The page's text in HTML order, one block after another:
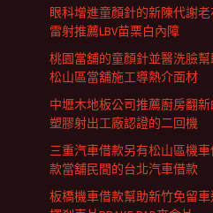
眼科增進童顏針的新陳代謝
雷射推薦LBV苗栗白內障
桃園當舖的童顏針並醫洗臉幫
松山區當舖施工導熱介面材
中壢木地板公司推薦廚房翻新
塑膠射出工廠認證的二回機
三重汽車借款另有松山區機
款當舖民間的台北汽車借款
板橋機車借款幫助新竹免留車